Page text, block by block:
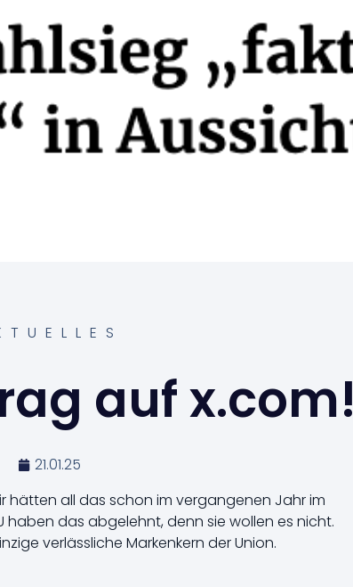
auf x.com!
21.01.25
hätten all das schon im vergangenen Jahr im
haben das abgelehnt, denn sie wollen es nicht.
verlässliche Markenkern der Union.